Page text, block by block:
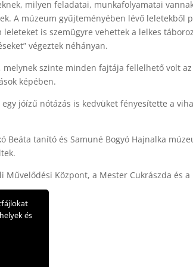
milyen feladatai, munkafolyamatai
A múzeum gyűjteményében lévő leletekből
is szemügyre vehettek a lelkes
végeztek néhányan.
szinte minden fajtája fellelhető volt
képében.
jóízű nótázás is kedvüket fényesítette a
Beáta tanító és Samuné Bogyó Hajnalka
Művelődési Központ, a Mester Cukrászda és
és